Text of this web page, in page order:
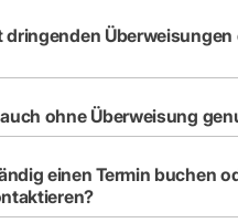
Überweisungen
auch ohne Überweisung
einen Termin buchen